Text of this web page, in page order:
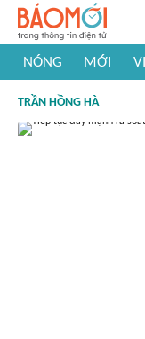
NÓNG MỚI
#Khám phá thế giới
TRẦN HỒNG HÀ